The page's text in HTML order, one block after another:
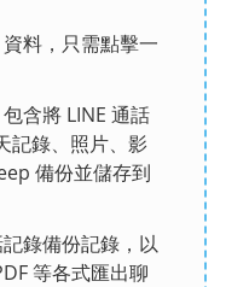
料，只需點擊一
含將 LINE 通話
記錄、照片、影
備份並儲存到
錄備份記錄，以
等各式匯出聊